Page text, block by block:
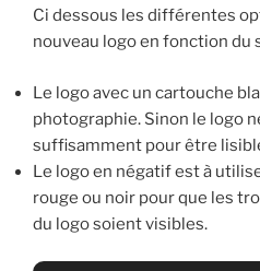
Ci dessous les différentes
nouveau logo en fonction du
Le logo avec un cartouche
photographie. Sinon le logo
suffisamment pour être
Le logo en négatif est à
rouge ou noir pour que les
du logo soient visibles.